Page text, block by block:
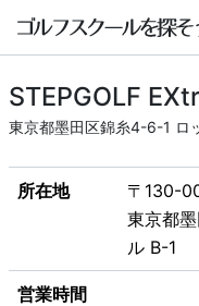
STEPGOLF
東京都墨田区錦糸4-6-1 ロ
所在地
〒130-
東京都
ル B-1
営業時間